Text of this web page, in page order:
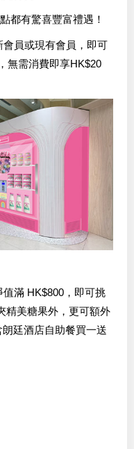
都有驚喜豐富禮遇！
會員或現有會員，即可
無需消費即享HK$20
值滿 HK$800，即可挑
精美糖果外，更可額外
廷酒店自助餐買一送